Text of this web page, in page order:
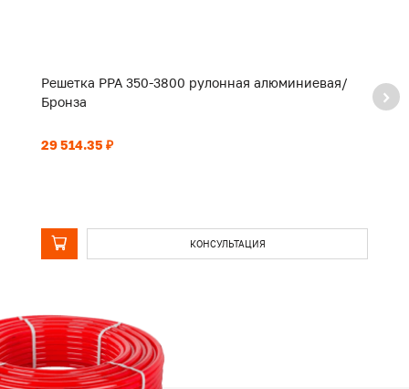
Решетка PPA 350-3800 рулонная алюминиевая/
Бронза
29 514.35 ₽
КОНСУЛЬТАЦИЯ